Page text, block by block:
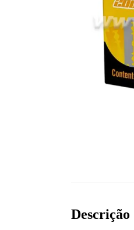
Descrição